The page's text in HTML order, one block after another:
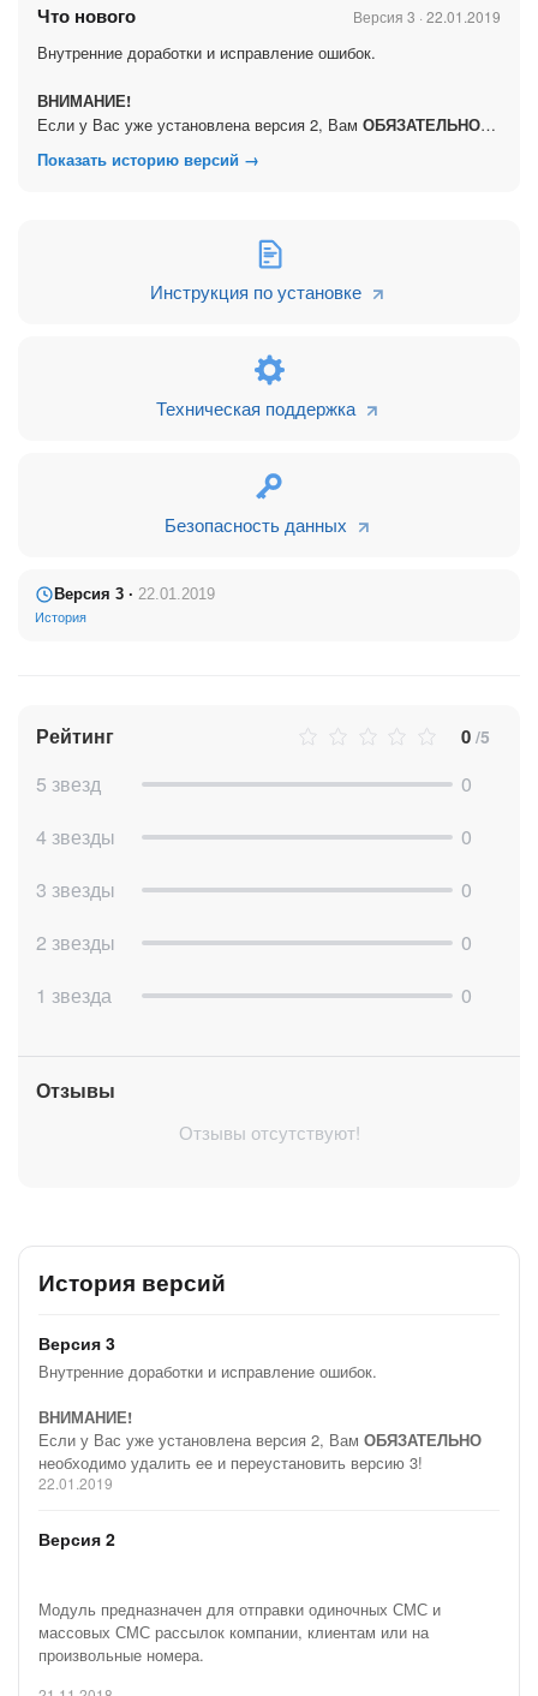
форматы ввода номера телефона поддерживаются!
Отправка сообщений контактам, добавленным из
буфера обмена;
Игнорирование немобильных номеров телефонов;
Работает на коробочных и облачных версиях Битрикс24
Что нового Версия 3 · 22.01.2019
Внутренние доработки и исправление ошибок.
ВНИМАНИЕ!
Если у Вас уже установлена версия 2, Вам ОБЯЗАТЕЛЬНО
необходимо удалить ее и переустановить версию 3!
Показать историю версий →
Инструкция по установке
Техническая поддержка
Безопасность данных
Версия 3 · 22.01.2019
История
Рейтинг 0 /5
5 звезд
0
4 звезды
0
3 звезды
0
2 звезды
0
1 звезда
0
Отзывы
Отзывы отсутствуют!
История версий
Версия 3
Внутренние доработки и исправление ошибок.
ВНИМАНИЕ!
Если у Вас уже установлена версия 2, Вам ОБЯЗАТЕЛЬНО
необходимо удалить ее и переустановить версию 3!
22.01.2019
Версия 2
Модуль предназначен для отправки одиночных СМС и
массовых СМС рассылок компании, клиентам или на
произвольные номера.